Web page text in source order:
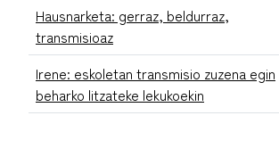
Hausnarketa: gerraz, beldurraz,
transmisioaz
Irene: eskoletan transmisio zuzena egin
beharko litzateke lekukoekin